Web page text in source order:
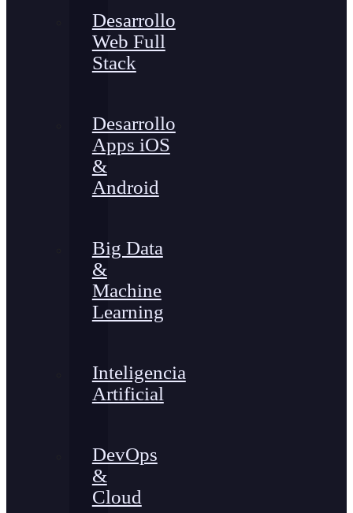
Desarrollo
Web Full
Stack
Desarrollo
Apps iOS
&
Android
Big Data
&
Machine
Learning
Inteligencia
Artificial
DevOps
&
Cloud